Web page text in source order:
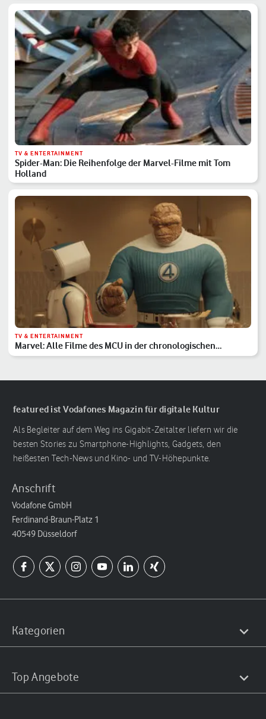
TV & ENTERTAINMENT
Spider-Man: Die Reihenfolge der Marvel-Filme mit Tom
Holland
TV & ENTERTAINMENT
Marvel: Alle Filme des MCU in der chronologischen
Reihenfolge
featured ist Vodafones Magazin für digitale Kultur
Als Begleiter auf dem Weg ins Gigabit-Zeitalter liefern wir die
besten Stories zu Smartphone-Highlights, Gadgets, den
heißesten Tech-News und Kino- und TV-Höhepunkte.
Anschrift
Vodafone GmbH
Ferdinand-Braun-Platz 1
40549 Düsseldorf
Kategorien
Top Angebote